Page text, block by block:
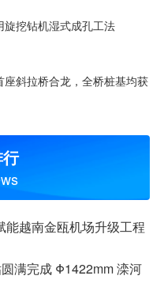
挖钻机湿式成孔工法
斜拉桥合龙，全桥桩基均获
越南金瓯机场升级工程
满完成 Φ1422mm 滦河